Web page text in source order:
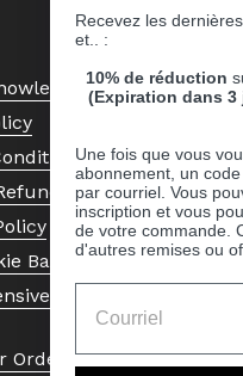
Center
Policy
Banner
Guide to Ball
Order
Recevez les
et.. :
10% de réduction
(Expiration dans 3
Une fois que vous
abonnement, un
par courriel. Vous
inscription et vous
de votre commande.
d'autres remises ou